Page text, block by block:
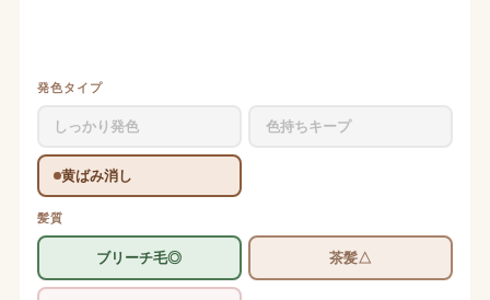
発色タイプ
しっかり発色 色持ちキープ
黄ばみ消し
髪質
ブリーチ毛◎ 茶髪△